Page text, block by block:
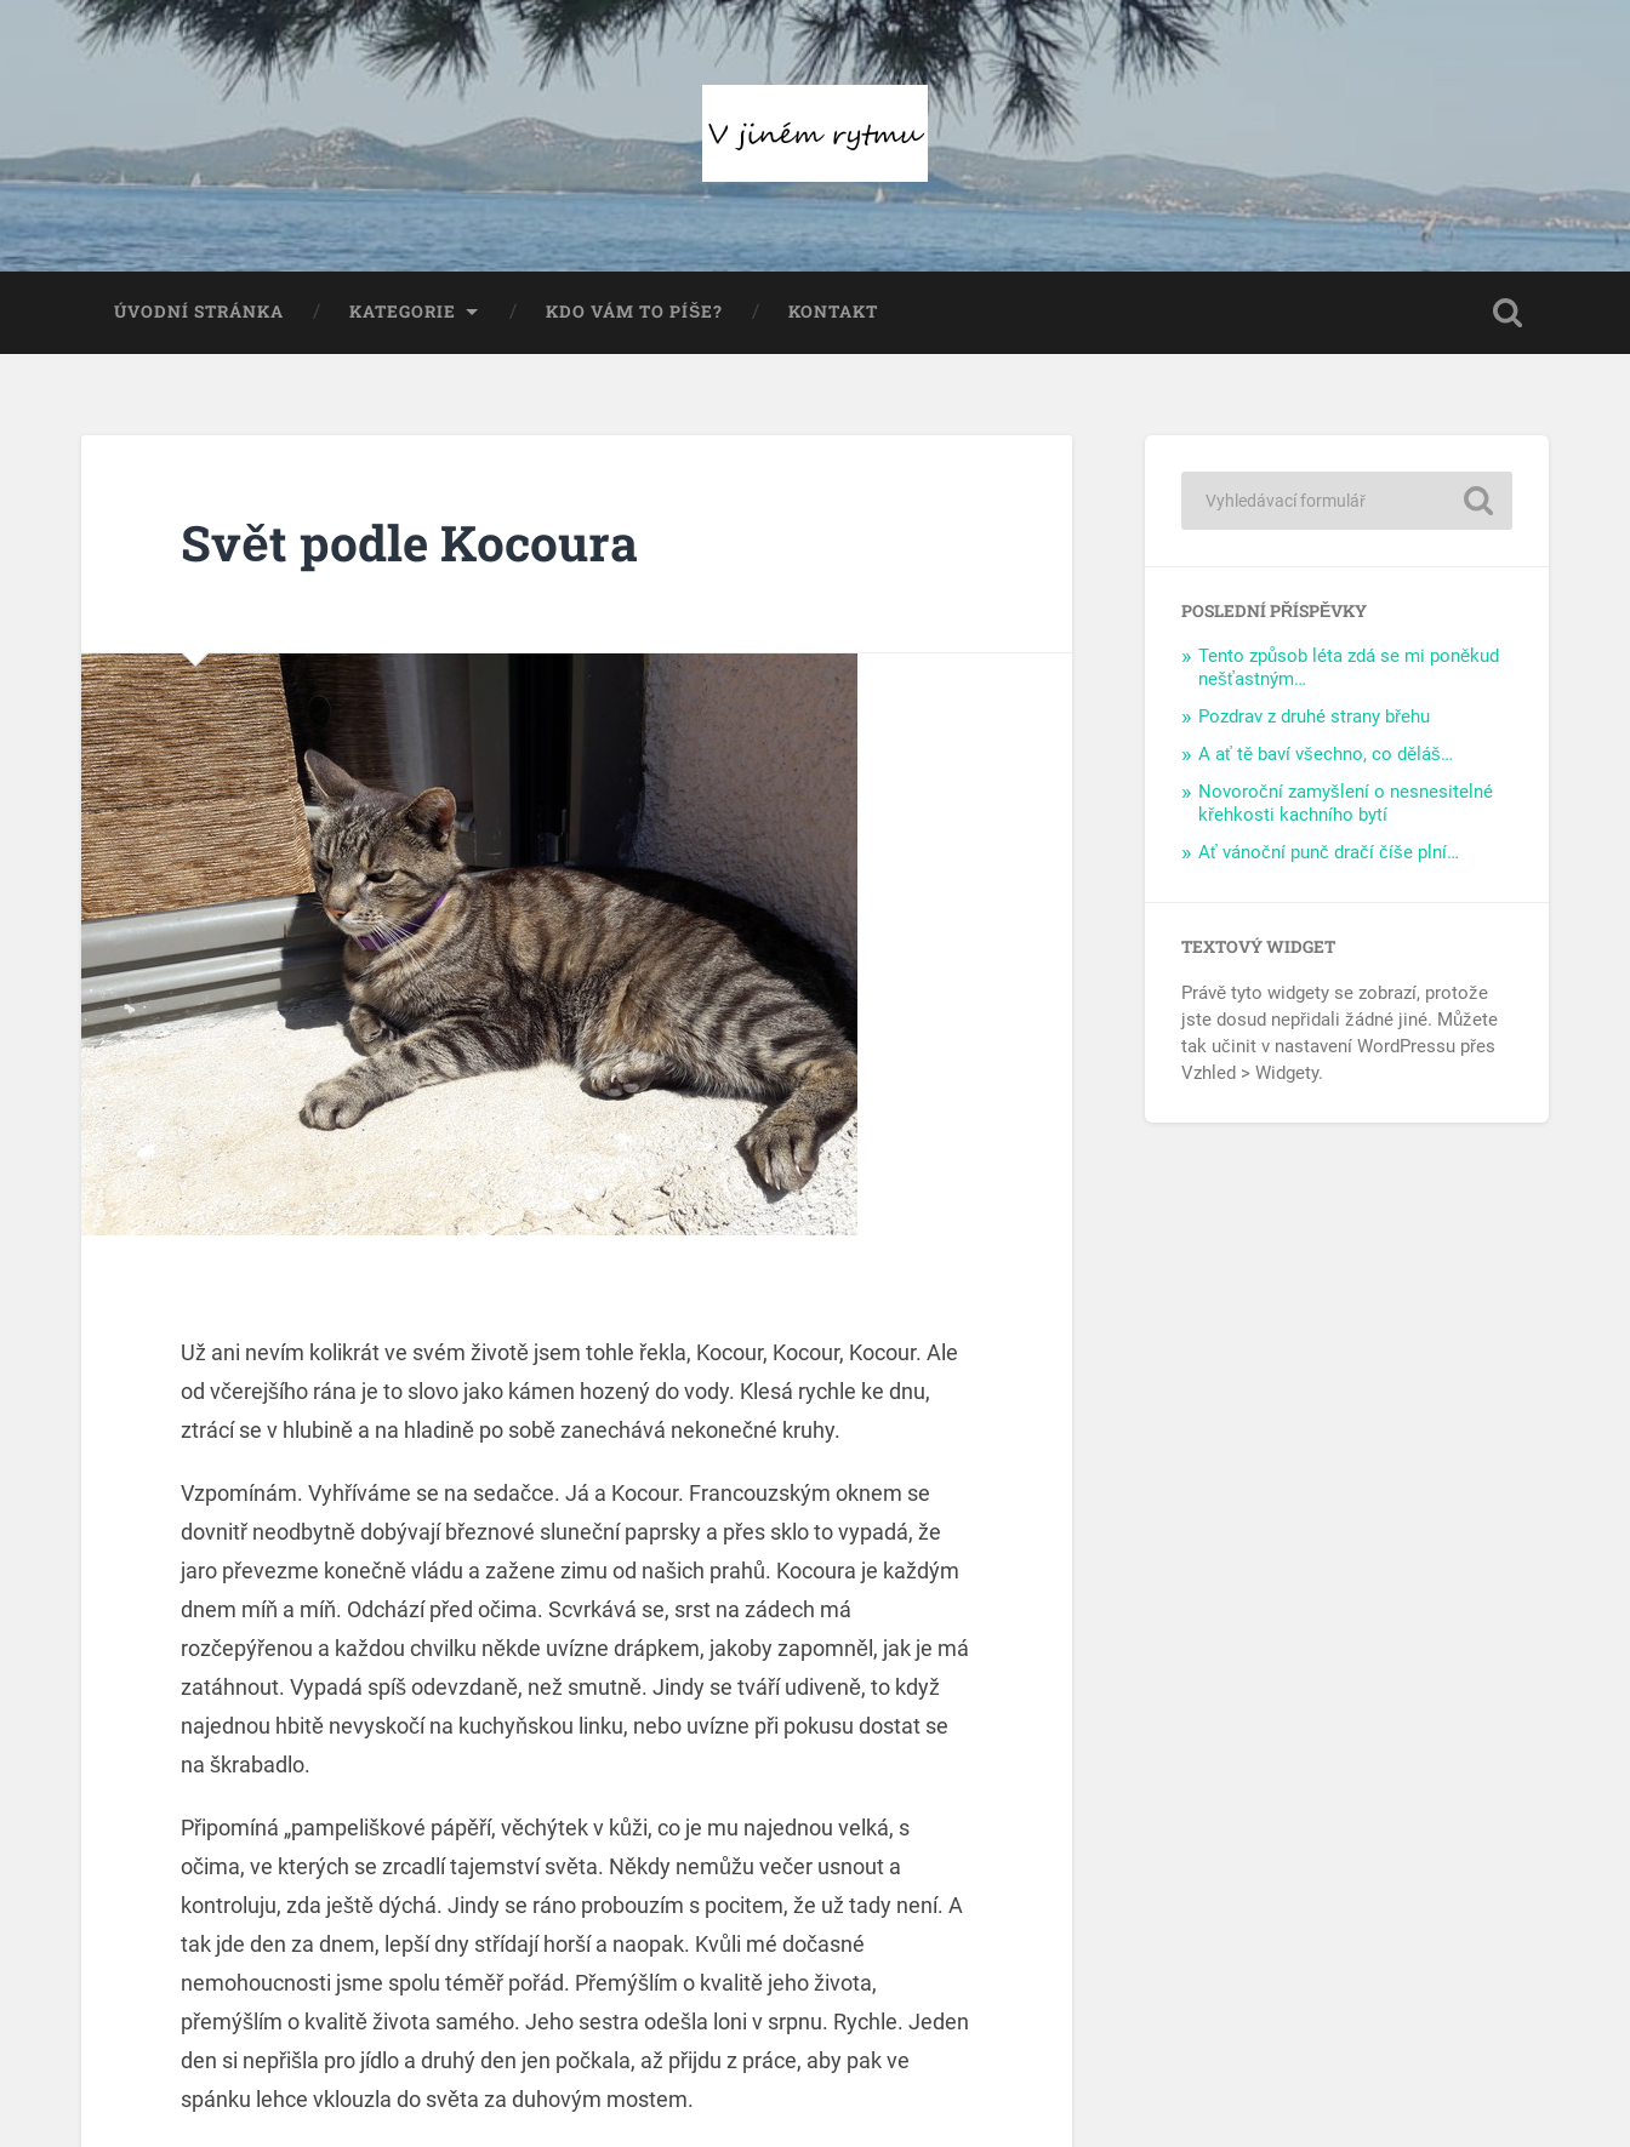
ÚVODNÍ STRÁNKA KATEGORIE KDO VÁM TO PÍŠE? KONTAKT
Svět podle Kocoura
Už ani nevím kolikrát ve svém životě jsem tohle řekla, Kocour, Kocour, Kocour. Ale
od včerejšího rána je to slovo jako kámen hozený do vody. Klesá rychle ke dnu,
ztrácí se v hlubině a na hladině po sobě zanechává nekonečné kruhy.
Vzpomínám. Vyhříváme se na sedačce. Já a Kocour. Francouzským oknem se
dovnitř neodbytně dobývají březnové sluneční paprsky a přes sklo to vypadá, že
jaro převezme konečně vládu a zažene zimu od našich prahů. Kocoura je každým
dnem míň a míň. Odchází před očima. Scvrkává se, srst na zádech má
rozčepýřenou a každou chvilku někde uvízne drápkem, jakoby zapomněl, jak je má
zatáhnout. Vypadá spíš odevzdaně, než smutně. Jindy se tváří udiveně, to když
najednou hbitě nevyskočí na kuchyňskou linku, nebo uvízne při pokusu dostat se
na škrabadlo.
Připomíná „pampeliškové pápěří, věchýtek v kůži, co je mu najednou velká, s
očima, ve kterých se zrcadlí tajemství světa. Někdy nemůžu večer usnout a
kontroluju, zda ještě dýchá. Jindy se ráno probouzím s pocitem, že už tady není. A
tak jde den za dnem, lepší dny střídají horší a naopak. Kvůli mé dočasné
nemohoucnosti jsme spolu téměř pořád. Přemýšlím o kvalitě jeho života,
přemýšlím o kvalitě života samého. Jeho sestra odešla loni v srpnu. Rychle. Jeden
den si nepřišla pro jídlo a druhý den jen počkala, až přijdu z práce, aby pak ve
spánku lehce vklouzla do světa za duhovým mostem.
POSLEDNÍ PŘÍSPĚVKY
Tento způsob léta zdá se mi poněkud
nešťastným…
Pozdrav z druhé strany břehu
A ať tě baví všechno, co děláš…
Novoroční zamyšlení o nesnesitelné
křehkosti kachního bytí
Ať vánoční punč dračí číše plní…
TEXTOVÝ WIDGET
Právě tyto widgety se zobrazí, protože
jste dosud nepřidali žádné jiné. Můžete
tak učinit v nastavení WordPressu přes
Vzhled > Widgety.